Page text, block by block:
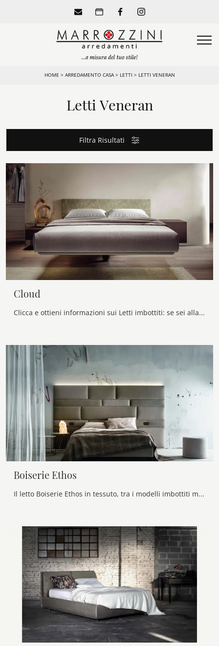
HOME > ARREDAMENTO CASA> LETTI > LETTI VENERAN
Letti Veneran
Filtra Risultati
Cloud
Clicca e ottieni informazioni sui Letti imbottiti: se sei alla ricerca di modelli matrimoniali design, il modello Cloud Veneran fa al caso tuo.
Boiserie Ethos
Il letto Boiserie Ethos in tessuto, tra i modelli imbottiti matrimoniali design di Veneran, è ideale per garantirti il riposo migliore.